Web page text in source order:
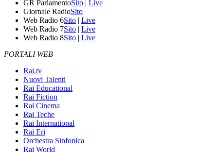
GR ParlamentoSito | Live
Giornale RadioSito
Web Radio 6Sito | Live
Web Radio 7Sito | Live
Web Radio 8Sito | Live
PORTALI WEB
Rai.tv
Nuovi Talenti
Rai Educational
Rai Fiction
Rai Cinema
Rai Teche
Rai International
Rai Eri
Orchestra Sinfonica
Rai World